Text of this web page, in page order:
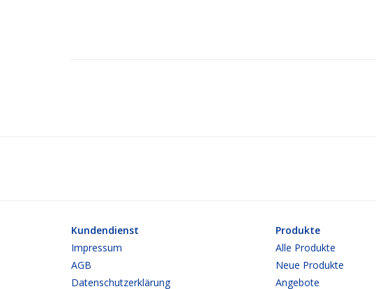
Kundendienst
Impressum
AGB
Datenschutzerklärung
Produkte
Alle Produkte
Neue Produkte
Angebote